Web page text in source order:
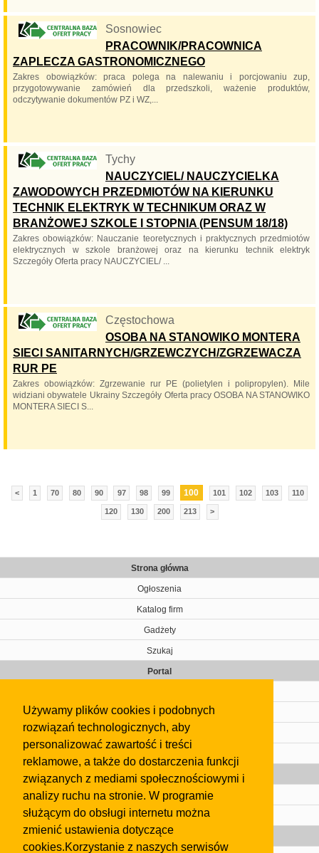
Używamy plików cookies i podobnych
rozwiązań technologicznych, aby
personalizować zawartość i treści
reklamowe, a także do dostarczenia funkcji
związanych z mediami społecznościowymi i
analizy ruchu na stronie. W programie
służącym do obsługi internetu można
zmienić ustawienia dotyczące
cookies.Korzystanie z naszych serwisów
Sosnowiec
PRACOWNIK/PRACOWNICA
ZAPLECZA GASTRONOMICZNEGO
Zakres obowiązków: praca polega na nalewaniu i porcjowaniu zup,
przygotowywanie zamówień dla przedszkoli, ważenie produktów,
odczytywanie dokumentów PZ i WZ,...
Tychy
NAUCZYCIEL/ NAUCZYCIELKA
ZAWODOWYCH PRZEDMIOTÓW NA KIERUNKU
TECHNIK ELEKTRYK W TECHNIKUM ORAZ W
BRANŻOWEJ SZKOLE I STOPNIA (PENSUM 18/18)
Zakres obowiązków: Nauczanie teoretycznych i praktycznych przedmiotów
elektrycznych w szkole branżowej oraz na kierunku technik elektryk
Szczegóły Oferta pracy NAUCZYCIEL/ ...
Częstochowa
OSOBA NA STANOWIKO MONTERA
SIECI SANITARNYCH/GRZEWCZYCH/ZGRZEWACZA
RUR PE
Zakres obowiązków: Zgrzewanie rur PE (polietylen i polipropylen). Mile
widziani obywatele Ukrainy Szczegóły Oferta pracy OSOBA NA STANOWIKO
MONTERA SIECI S...
< 1 70 80 90 97 98 99 100 101 102 103 110
120 130 200 213 >
Strona główna
Ogłoszenia
Katalog firm
Gadżety
Szukaj
Portal
Kontakt
Regulamin
Gazeta
Olkusz
Kontakt
Strefa dla biznesu